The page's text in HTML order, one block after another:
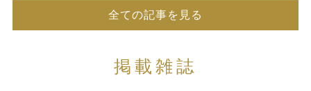
全ての記事を見る
掲載雑誌